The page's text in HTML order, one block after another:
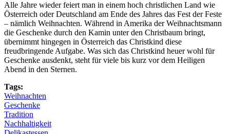
Alle Jahre wieder feiert man in einem hoch christlichen Land wie
Österreich oder Deutschland am Ende des Jahres das Fest der Feste
– nämlich Weihnachten. Während in Amerika der Weihnachtsmann
die Geschenke durch den Kamin unter den Christbaum bringt,
übernimmt hingegen in Österreich das Christkind diese
freudbringende Aufgabe. Was sich das Christkind heuer wohl für
Geschenke ausdenkt, steht für viele bis kurz vor dem Heiligen
Abend in den Sternen.
Tags:
Weihnachten
Geschenke
Tradition
Nachhaltigkeit